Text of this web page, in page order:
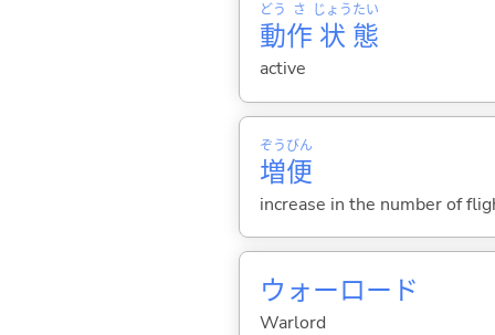
動
どう
作
さ
状
じょう
態
たい
active
増
ぞう
便
びん
increase in the number of
ウォーロード
Warlord